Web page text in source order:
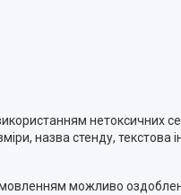
нетоксичних
назва стенду, текстова
можливо